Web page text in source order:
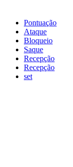
Pontuação
Ataque
Bloqueio
Saque
Recepção
Recepção
set